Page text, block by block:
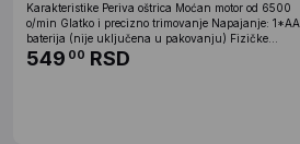
Karakteristike Periva oštrica Moćan motor od 6500
o/min Glatko i precizno trimovanje Napajanje: 1*AA
baterija (nije uključena u pakovanju) Fizičke...
549 00 RSD